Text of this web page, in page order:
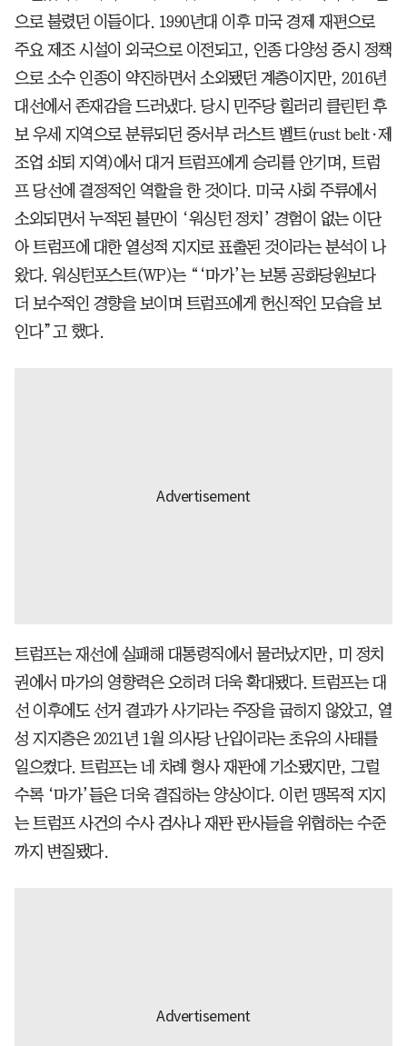
으로 불렸던 이들이다. 1990년대 이후 미국 경제 재편으로
주요 제조 시설이 외국으로 이전되고, 인종 다양성 중시 정책
으로 소수 인종이 약진하면서 소외됐던 계층이지만, 2016년
대선에서 존재감을 드러냈다. 당시 민주당 힐러리 클린턴 후
보 우세 지역으로 분류되던 중서부 러스트 벨트(rust belt·제
조업 쇠퇴 지역)에서 대거 트럼프에게 승리를 안기며, 트럼
프 당선에 결정적인 역할을 한 것이다. 미국 사회 주류에서
소외되면서 누적된 불만이 ‘워싱턴 정치’ 경험이 없는 이단
아 트럼프에 대한 열성적 지지로 표출된 것이라는 분석이 나
왔다. 워싱턴포스트(WP)는 “‘마가’는 보통 공화당원보다
더 보수적인 경향을 보이며 트럼프에게 헌신적인 모습을 보
인다”고 했다.
트럼프는 재선에 실패해 대통령직에서 물러났지만, 미 정치
권에서 마가의 영향력은 오히려 더욱 확대됐다. 트럼프는 대
선 이후에도 선거 결과가 사기라는 주장을 굽히지 않았고, 열
성 지지층은 2021년 1월 의사당 난입이라는 초유의 사태를
일으켰다. 트럼프는 네 차례 형사 재판에 기소됐지만, 그럴
수록 ‘마가’들은 더욱 결집하는 양상이다. 이런 맹목적 지지
는 트럼프 사건의 수사 검사나 재판 판사들을 위협하는 수준
까지 변질됐다.